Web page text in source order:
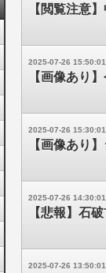
【閲覧注意
2025-07-26 15:50:01
【画像あり
2025-07-26 15:30:01
【画像あり
2025-07-26 14:30:01
【悲報】石
2025-07-26 13:50:01